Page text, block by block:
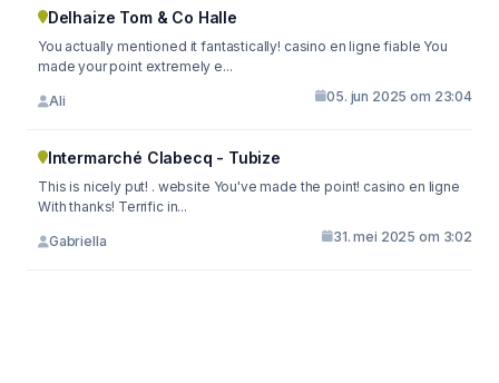
Delhaize Tom & Co Halle
You actually mentioned it fantastically! casino en ligne fiable You
made your point extremely e...
Ali 05. jun 2025 om 23:04
Intermarché Clabecq - Tubize
This is nicely put! . website You've made the point! casino en ligne
With thanks! Terrific in...
Gabriella 31. mei 2025 om 3:02